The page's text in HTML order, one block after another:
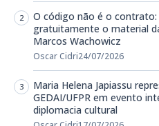
O código não é o contrato:
gratuitamente o material
Marcos Wachowicz
Oscar Cidri24/07/2026
Maria Helena Japiassu
GEDAI/UFPR em evento
diplomacia cultural